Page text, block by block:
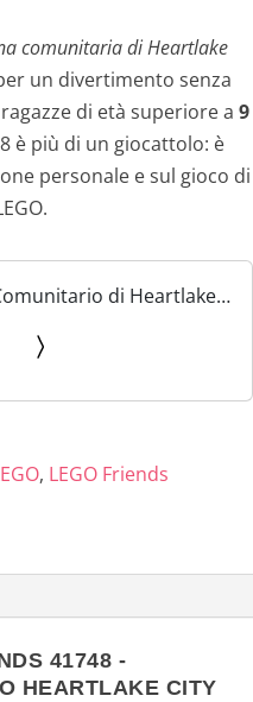
comunitaria di Heartlake
un divertimento senza
di età superiore a 9
è più di un giocattolo: è
personale e sul gioco di
di Heartlake
Regalo di Natale per
d'Arte e di...
, LEGO Friends
41748 -
HEARTLAKE CITY